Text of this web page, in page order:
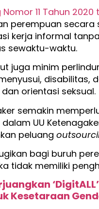
11 Tahun
perempuan secara
kerja informal
sewaktu-waktu.
juga minim
disabilitas,
orientasi seksual.
semakin
UU
peluang
bagi buruh
tidak memiliki
Kesetaraan